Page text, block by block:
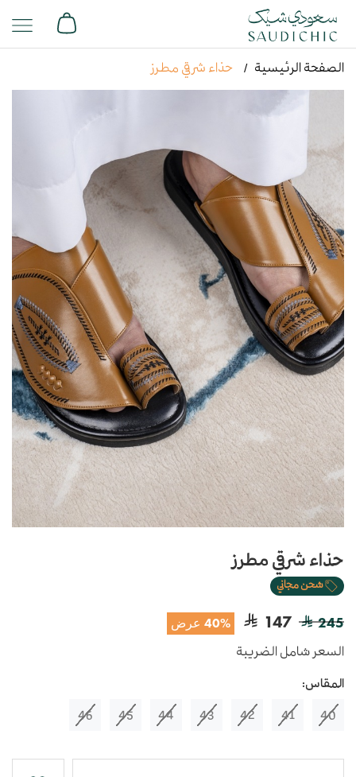
الصفحة الرئيسية حذاء شرقي مطرز
حذاء شرقي مطرز
شحن مجاني
245
147 40% عرض
السعر شامل الضريبة
المقاس:
40
41
42
43
44
45
46